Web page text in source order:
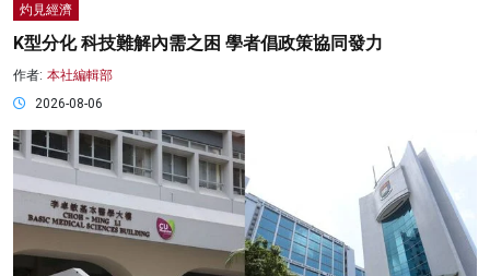
灼見經濟
K型分化 科技難解內需之困 學者倡政策協同發力
作者: 本社編輯部
2026-08-06